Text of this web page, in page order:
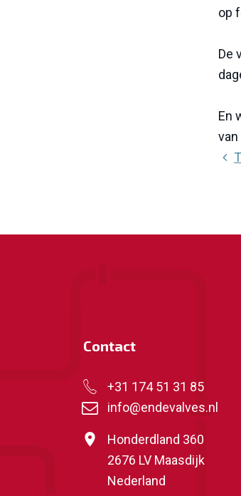
op
De
En
van
Contact
+31 174 51 31 85
info@endevalves.nl
Honderdland 360
2676 LV Maasdijk
Nederland